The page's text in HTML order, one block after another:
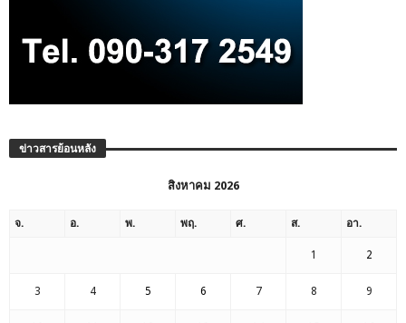
ข่าวสารย้อนหลัง
สิงหาคม 2026
จ. อ. พ. พฤ. ศ. ส. อา.
1 2
3 4 5 6 7 8 9